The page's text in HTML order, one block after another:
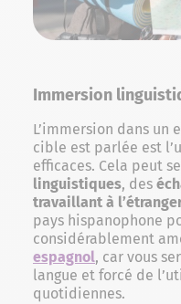
Immersion
L’immersion dans un
cible est parlée est
efficaces. Cela peut
linguistiques, des
travaillant à
pays hispanophone
considérablement
espagnol, car vous
langue et forcé de
quotidiennes.